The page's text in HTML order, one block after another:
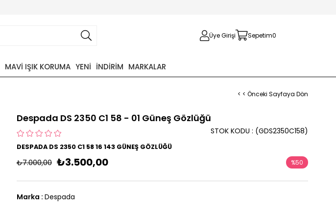
Üye Girişi Sepetim0
MAVİ IŞIK KORUMA YENİ İNDİRİM MARKALAR
< < Önceki Sayfaya Dön
Despada DS 2350 C1 58 - 01 Güneş Gözlüğü
(GDS2350C158)
STOK KODU
DESPADA DS 2350 C1 58 16 143 GÜNEŞ GÖZLÜĞÜ
₺7.000,00 ₺3.500,00 %50
Marka : Despada